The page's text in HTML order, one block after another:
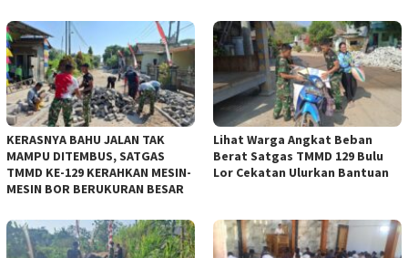
KERASNYA BAHU JALAN TAK
MAMPU DITEMBUS, SATGAS
TMMD KE-129 KERAHKAN MESIN-
MESIN BOR BERUKURAN BESAR
Lihat Warga Angkat Beban
Berat Satgas TMMD 129 Bulu
Lor Cekatan Ulurkan Bantuan